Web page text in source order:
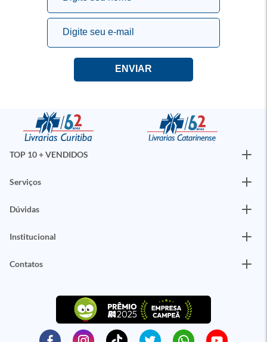
TOP 10 + VENDIDOS
Serviços
Dúvidas
Institucional
Contatos